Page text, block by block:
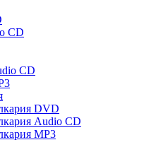
CD
CD
DVD
Audio CD
MP3